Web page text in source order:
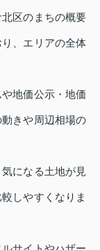
区のまちの概要
、エリアの全体
地価公示・地価
きや周辺相場の
になる土地が見
しやすくなりま